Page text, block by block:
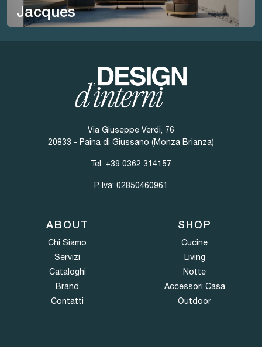
Jacques
Via Giuseppe Verdi, 76
20833 - Paina di Giussano (Monza Brianza)
Tel. +39 0362 314157
P. Iva: 02850460961
ABOUT
Chi Siamo
Servizi
Cataloghi
Brand
Contatti
SHOP
Cucine
Living
Notte
Accessori Casa
Outdoor